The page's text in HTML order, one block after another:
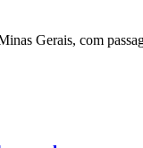
Gerais, com